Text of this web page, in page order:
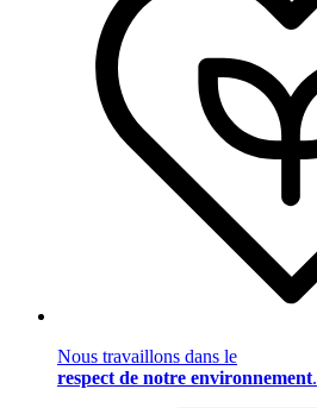
Nous travaillons dans le
respect de notre environnement.